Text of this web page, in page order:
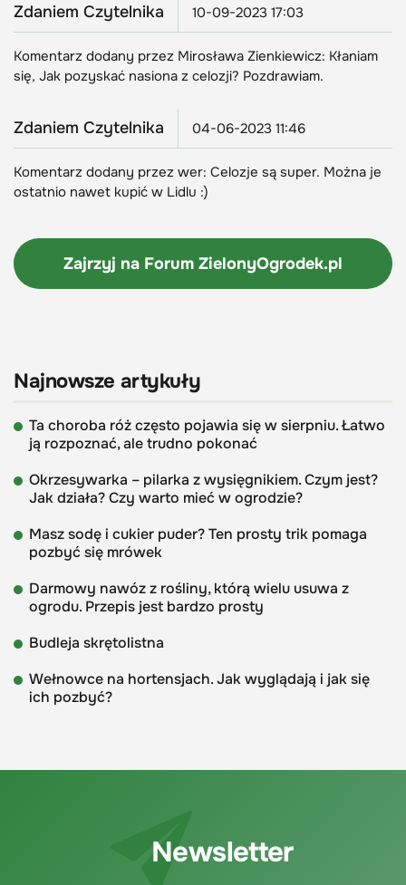
Zdaniem Czytelnika 10-09-2023 17:03
Komentarz dodany przez Mirosława Zienkiewicz: Kłaniam
się, Jak pozyskać nasiona z celozji? Pozdrawiam.
Zdaniem Czytelnika 04-06-2023 11:46
Komentarz dodany przez wer: Celozje są super. Można je
ostatnio nawet kupić w Lidlu :)
Zajrzyj na Forum ZielonyOgrodek.pl
Najnowsze artykuły
Ta choroba róż często pojawia się w sierpniu. Łatwo
ją rozpoznać, ale trudno pokonać
Okrzesywarka – pilarka z wysięgnikiem. Czym jest?
Jak działa? Czy warto mieć w ogrodzie?
Masz sodę i cukier puder? Ten prosty trik pomaga
pozbyć się mrówek
Darmowy nawóz z rośliny, którą wielu usuwa z
ogrodu. Przepis jest bardzo prosty
Budleja skrętolistna
Wełnowce na hortensjach. Jak wyglądają i jak się
ich pozbyć?
Newsletter